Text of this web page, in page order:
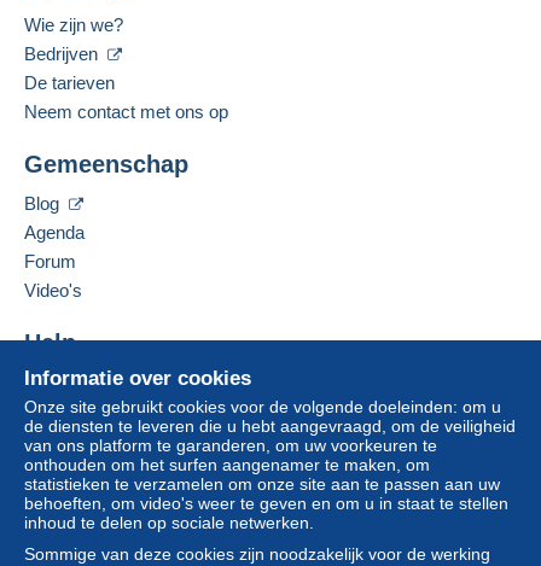
Informatie over cookies
Onze site gebruikt cookies voor de volgende doeleinden: om u
de diensten te leveren die u hebt aangevraagd, om de veiligheid
van ons platform te garanderen, om uw voorkeuren te
onthouden om het surfen aangenamer te maken, om
statistieken te verzamelen om onze site aan te passen aan uw
behoeften, om video's weer te geven en om u in staat te stellen
inhoud te delen op sociale netwerken.
Sommige van deze cookies zijn noodzakelijk voor de werking
Wie zijn we?
Bedrijven
De tarieven
Neem contact met ons op
Gemeenschap
Blog
Agenda
Forum
Video's
Help
Hulpcentrum
Kopen op Delcampe
Verkopen op Delcampe
Een beveiligde website